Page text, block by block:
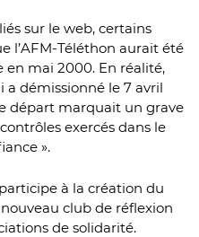
sur le web, certains
l’AFM-Téléthon aurait été
mai 2000. En réalité,
a démissionné le 7 avril
départ marquait un grave
exercés dans le
».
à la création du
club de réflexion
de solidarité.